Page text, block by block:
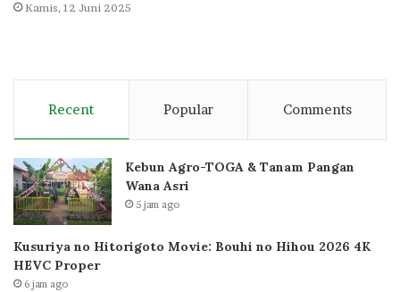
Kamis, 12 Juni 2025
Recent Popular Comments
Kebun Agro-TOGA & Tanam Pangan
Wana Asri
5 jam ago
Kusuriya no Hitorigoto Movie: Bouhi no Hihou 2026 4K
HEVC Proper
6 jam ago